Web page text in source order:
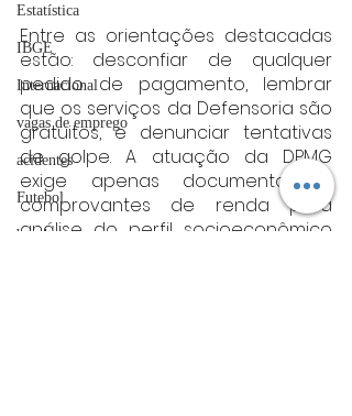
Estatística
IBGE
Internacional
vagas de emprego
acidentes
Futebol
bombeiros
Entre as orientações destacadas
estão: desconfiar de qualquer
pedido de pagamento, lembrar
que os serviços da Defensoria são
gratuitos, e denunciar tentativas
de golpe. A atuação da DPMG
exige apenas documentos e
comprovantes de renda para
análise do perfil socioeconômico